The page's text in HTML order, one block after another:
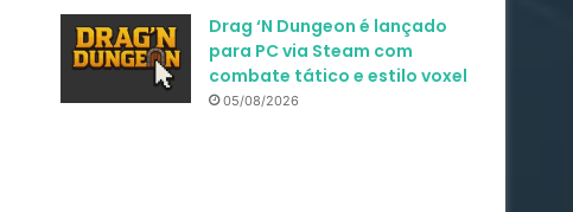
Drag ‘N Dungeon é lançado
para PC via Steam com
combate tático e estilo voxel
05/08/2026